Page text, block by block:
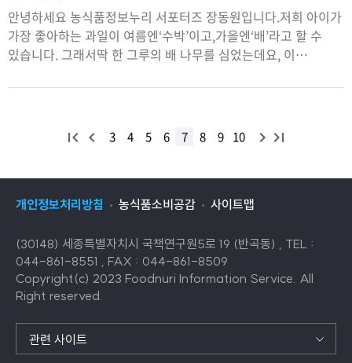
안녕하세요 농식품정보누리 서포터즈 장동원입니다.저희 아이가
가장 좋아하는 과일이 여름엔‘수박’이고,가을엔‘배’라고 할 수
있습니다. 그래서딱 한 그루의 배 나무를 심었는데요, 이
이번에는 농약도 많이 사용하지 않고,배를 종이로 감싸지도 않고
처
으
이
동
으
이
동
3 4 5 6 7 8 9 10
다
개인정보처리방침 농식품소비공감 사이트맵
(30148) 세종특별자치시 국책연구원5로 19 (반곡동) , TEL :
044-861-8551 , FAX : 044-861-8509
Copyright(c) 2023 Foodnuri Information Service. All
Right reserved.
관련 사이트